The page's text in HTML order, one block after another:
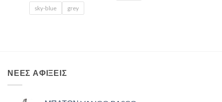
sky-blue grey
ΝΈΕΣ ΑΦΊΞΕΙΣ